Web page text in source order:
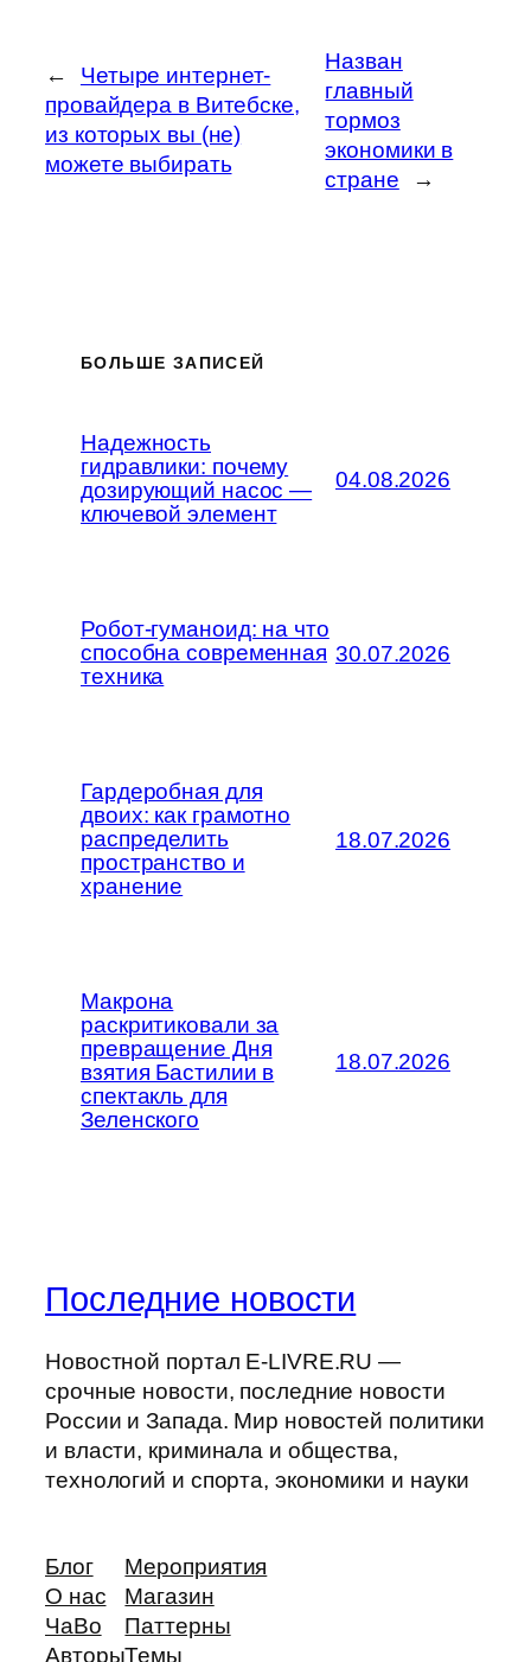
←
Четыре интернет-
провайдера в Витебске,
из которых вы (не)
можете выбирать
Назван
главный
тормоз
экономики в
стране
→
БОЛЬШЕ ЗАПИСЕЙ
Надежность
гидравлики: почему
дозирующий насос —
ключевой элемент
04.08.2026
Робот-гуманоид: на что
способна современная
техника
30.07.2026
Гардеробная для
двоих: как грамотно
распределить
пространство и
хранение
18.07.2026
Макрона
раскритиковали за
превращение Дня
взятия Бастилии в
спектакль для
Зеленского
18.07.2026
Последние новости
Новостной портал E-LIVRE.RU —
срочные новости, последние новости
России и Запада. Мир новостей политики
и власти, криминала и общества,
технологий и спорта, экономики и науки
Блог
О нас
ЧаВо
Авторы
Мероприятия
Магазин
Паттерны
Темы